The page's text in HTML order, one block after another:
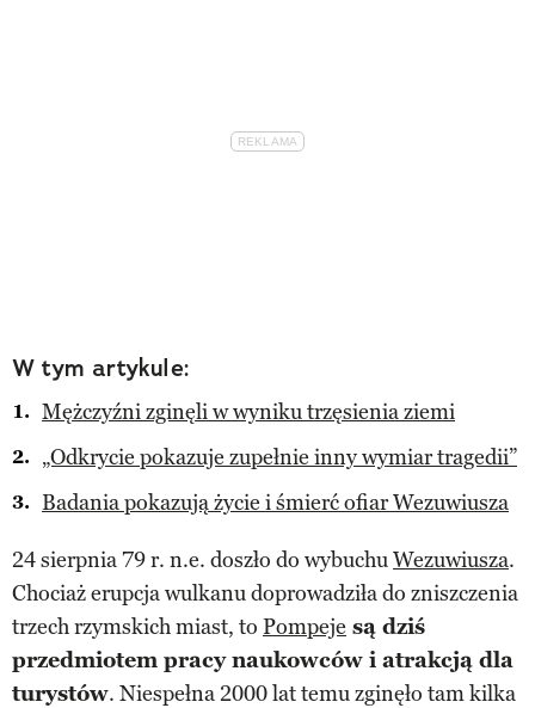
W tym artykule:
Mężczyźni zginęli w wyniku trzęsienia ziemi
„Odkrycie pokazuje zupełnie inny wymiar tragedii”
Badania pokazują życie i śmierć ofiar Wezuwiusza
24 sierpnia 79 r. n.e. doszło do wybuchuWezuwiusza.
Chociaż erupcja wulkanu doprowadziła do zniszczenia
trzech rzymskich miast, to Pompeje są dziś
przedmiotem pracy naukowców i atrakcją dla
turystów. Niespełna 2000 lat temu zginęło tam kilka